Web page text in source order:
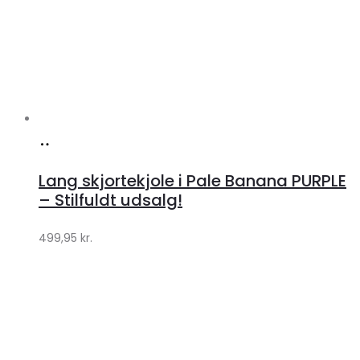
Klædeskabet.dk
Lang skjortekjole i Pale Banana PURPLE
– Stilfuldt udsalg!
499,95 kr.